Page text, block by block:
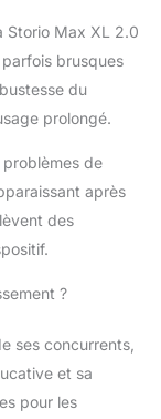
la
via
Storio Max XL 2.0
brusques
du
prolongé.
de
après
des
?
ses concurrents,
et sa
pour les